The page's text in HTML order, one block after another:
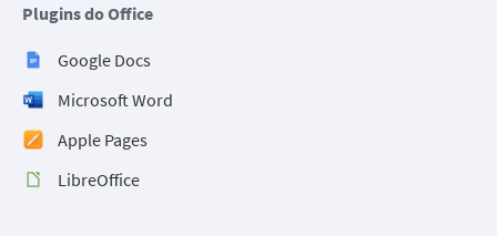
Plugins do Office
Google Docs
Microsoft Word
Apple Pages
LibreOffice